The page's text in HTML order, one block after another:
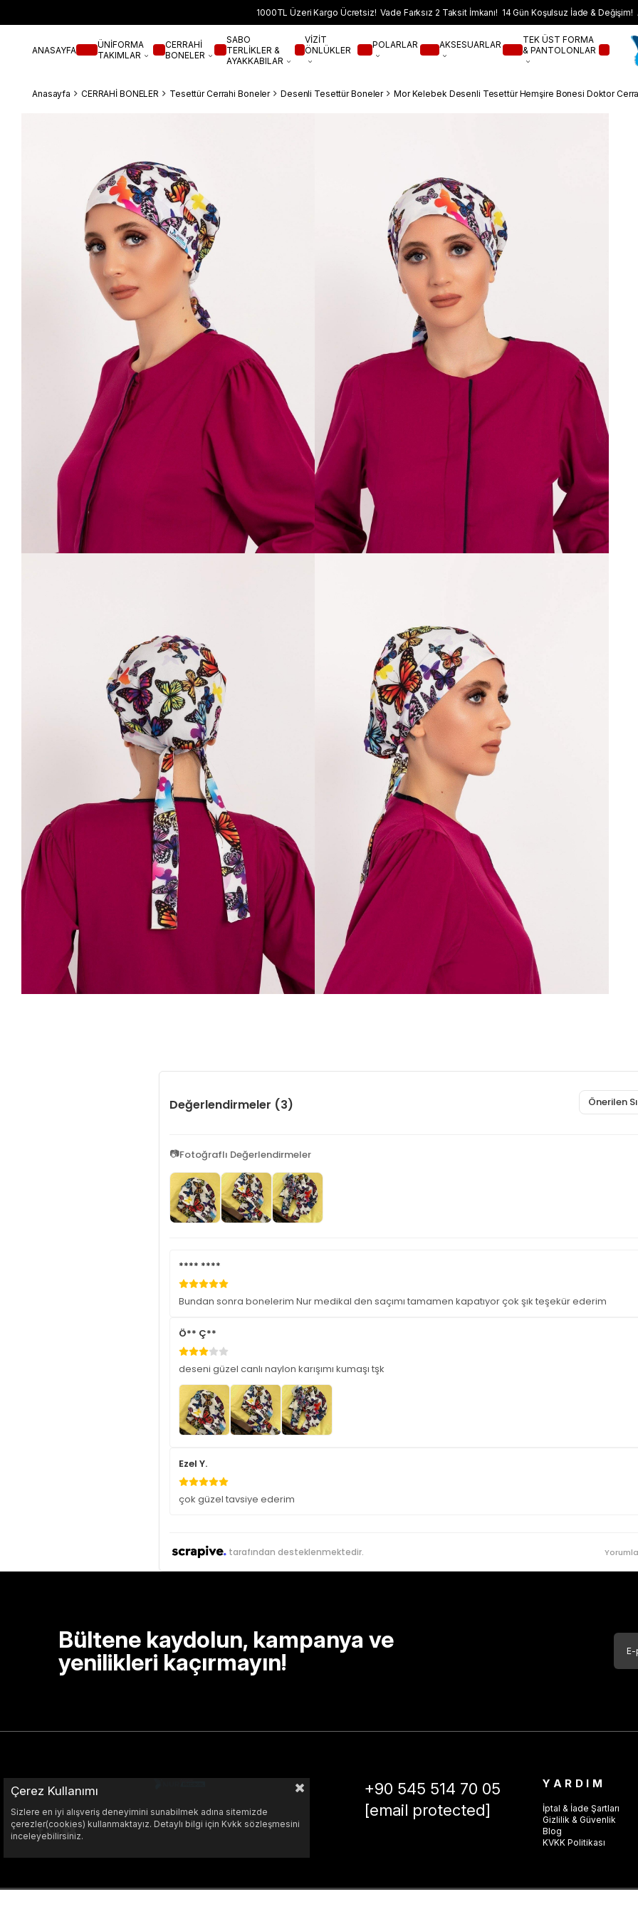
1000TL Üzeri Kargo Ücretsiz! Vade Farksız 2 Taksit İmkanı! 14 Gün Koşulsuz İade & Değişim!
ANASAYFA
ÜNİFORMA
TAKIMLAR
CERRAHİ
BONELER
SABO
TERLİKLER &
AYAKKABILAR
VİZİT
ÖNLÜKLER
POLARLAR AKSESUARLAR
TEK ÜST FORMA
& PANTOLONLAR
Anasayfa CERRAHİ BONELER Tesettür Cerrahi Boneler Desenli Tesettür Boneler Mor Kelebek Desenli Tesettür Hemşire Bonesi Doktor
Değerlendirmeler (3) Önerilen
📷Fotoğraflı Değerlendirmeler
**** ****
Bundan sonra bonelerim Nur medikal den saçımı tamamen kapatıyor çok şık teşekür ederim
Ö** Ç**
deseni güzel canlı naylon karışımı kumaşı tşk
Ezel Y.
çok güzel tavsiye ederim
tarafından desteklenmektedir.
Bültene kaydolun, kampanya ve
yenilikleri kaçırmayın!
+90 545 514 70 05
[email protected]
YARDIM
İptal & İade Şartları
Gizlilik & Güvenlik
Blog
KVKK Politikası
Çerez Kullanımı
Sizlere en iyi alışveriş deneyimini sunabilmek adına sitemizde
çerezler(cookies) kullanmaktayız. Detaylı bilgi için Kvkk sözleşmesini
inceleyebilirsiniz.